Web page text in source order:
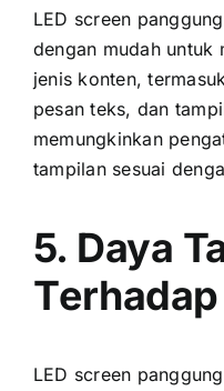
LED screen
dеngаn mudah untuk
jenis konten,
pesan teks, dаn
memungkinkan
tampilan sesuai
5. Daya
LED screen